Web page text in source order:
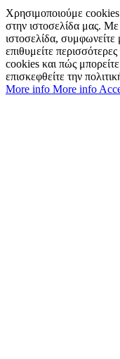
Χρησιμοποιούμε cookies
στην ιστοσελίδα μας.
ιστοσελίδα,
επιθυμείτε
cookies και πώς
επισκεφθείτε την
More info More info